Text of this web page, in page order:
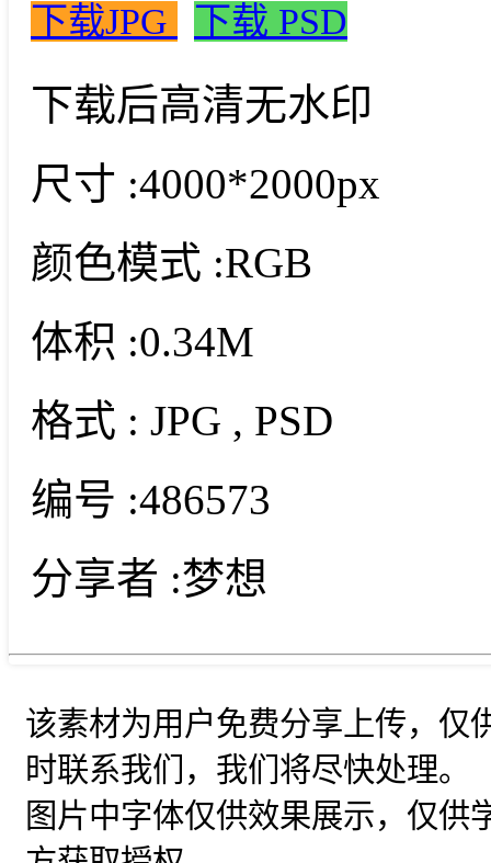
下载JPG 下载 PSD
下载后高清无水印
尺寸 :4000*2000px
颜色模式 :RGB
体积 :0.34M
格式 : JPG , PSD
编号 :486573
分享者 :梦想
该素材为用户免费分享上传，仅
时联系我们，我们将尽快处理。
图片中字体仅供效果展示，仅供